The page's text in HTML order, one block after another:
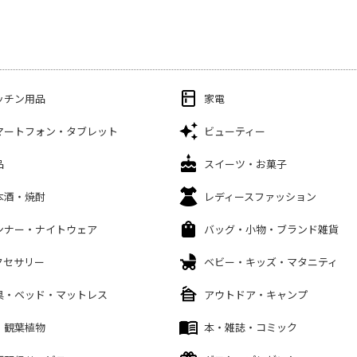
チン用品 家電
ートフォン・タブレット ビューティー
スイーツ・お菓子
酒・焼酎 レディースファッション
ナー・ナイトウェア バッグ・小物・ブランド雑貨
セサリー ベビー・キッズ・マタニティ
・ベッド・マットレス アウトドア・キャンプ
観葉植物 本・雑誌・コミック